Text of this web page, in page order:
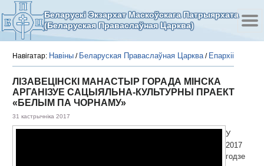
Беларускі Экзархат Маскоўскага Патрыярхата
(Беларуская Праваслаўная Царква)
Навігатар: Навіны / Беларуская Праваслаўная Царква/ Епархіі
ЛІЗАВЕЦІНСКІ МАНАСТЫР ГОРАДА МІНСКА
АРГАНІЗУЕ САЦЫЯЛЬНА-КУЛЬТУРНЫ ПРАЕКТ
«БЕЛЫМ ПА ЧОРНАМУ»
31 кастрычніка 2017
У
2017
годзе